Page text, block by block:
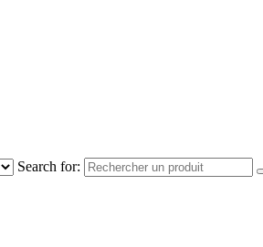
Search for: